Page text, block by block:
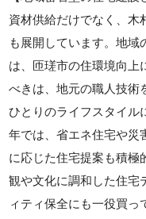
資材供給だけでなく、木
も展開しています。地域
は、匝瑳市の住環境向上
べきは、地元の職人技術
ひとりのライフスタイル
年では、省エネ住宅や災
に応じた住宅提案も積極
観や文化に調和した住宅
ィティ保全にも一役買っ